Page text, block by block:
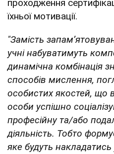
проходження
їхньої мотивації.
"Замість
учні набуватимуть
динамічна комбінація
способів мислення,
особистих якостей, що
особи успішно
професійну та/або
діяльність. Тобто
яке будуть